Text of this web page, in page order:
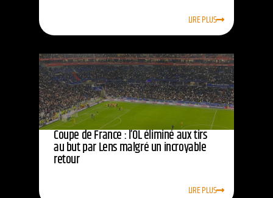
LIRE PLUS
Coupe de France : l’OL éliminé aux tirs
au but par Lens malgré un incroyable
retour
LIRE PLUS